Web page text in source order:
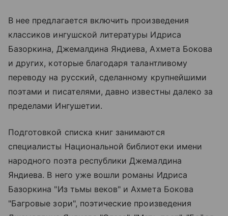
В нее предлагается включить произведения
классиков ингушской литературы Идриса
Базоркина, Джемалдина Яндиева, Ахмета Бокова
и других, которые благодаря талантливому
переводу на русский, сделанному крупнейшими
поэтами и писателями, давно известны далеко за
пределами Ингушетии.
Подготовкой списка книг занимаются
специалисты Национальной библиотеки имени
народного поэта республики Джемалдина
Яндиева. В него уже вошли романы Идриса
Базоркина "Из тьмы веков" и Ахмета Бокова
"Багровые зори", поэтические произведения